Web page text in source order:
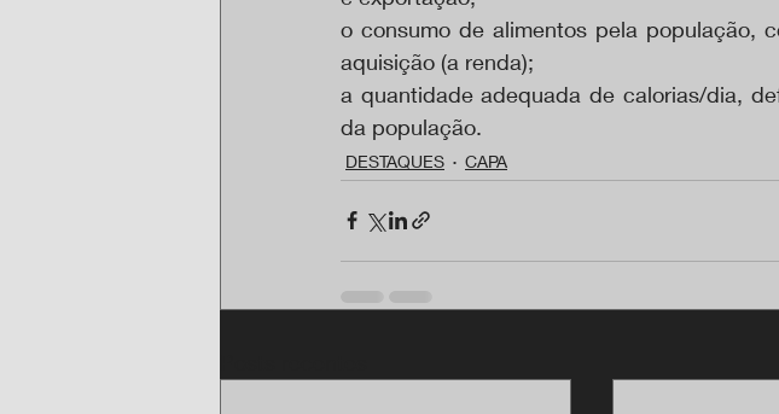
o consumo de alimentos pela população,
aquisição (a renda);
a quantidade adequada de calorias/dia,
da população.
DESTAQUES CAPA